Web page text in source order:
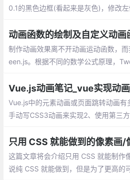
0.1的黑色边框(看起来是灰色)，修改
边框有颜色的空心圆。然后声明一个该
逆时针旋转360度的动画，并让该动画
播放(infinite)即可
动画函数的绘制及自定义动画
制作动画效果离不开动画运动函数，
een.js。根据不同的数学公式原理，
快、ease out 先块后慢、ease in out
Vue.js动画笔记_vue实现动
Vue.js中的元素动画或页面跳转动画
手动写CSS3动画来实现2、使用第三
s。
只用 CSS 就能做到的像素画/
这篇文章将会介绍只用 CSS 就能制作
说纯 CSS 就能做到，但是为了更高的